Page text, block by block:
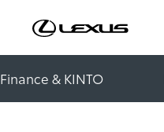
Finance & KINTO